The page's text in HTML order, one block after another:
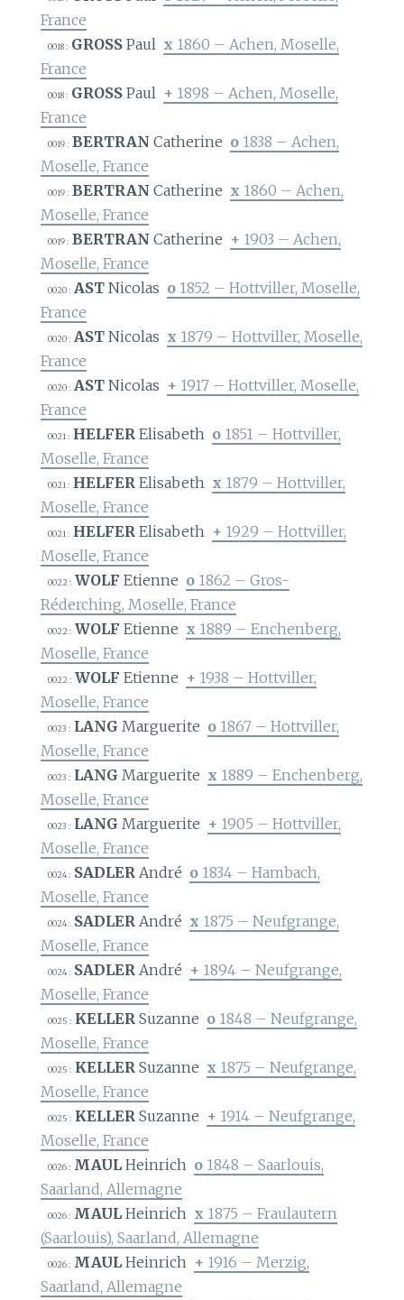
France
0018 : GROSS Paul x 1860 – Achen, Moselle,
France
0018 : GROSS Paul + 1898 – Achen, Moselle,
France
0019 : BERTRAN Catherine o 1838 – Achen,
Moselle, France
0019 : BERTRAN Catherine x 1860 – Achen,
Moselle, France
0019 : BERTRAN Catherine + 1903 – Achen,
Moselle, France
0020 : AST Nicolas o 1852 – Hottviller, Moselle,
France
0020 : AST Nicolas x 1879 – Hottviller, Moselle,
France
0020 : AST Nicolas + 1917 – Hottviller, Moselle,
France
0021 : HELFER Elisabeth o 1851 – Hottviller,
Moselle, France
0021 : HELFER Elisabeth x 1879 – Hottviller,
Moselle, France
0021 : HELFER Elisabeth + 1929 – Hottviller,
Moselle, France
0022 : WOLF Etienne o 1862 – Gros-
Réderching, Moselle, France
0022 : WOLF Etienne x 1889 – Enchenberg,
Moselle, France
0022 : WOLF Etienne + 1938 – Hottviller,
Moselle, France
0023 : LANG Marguerite o 1867 – Hottviller,
Moselle, France
0023 : LANG Marguerite x 1889 – Enchenberg,
Moselle, France
0023 : LANG Marguerite + 1905 – Hottviller,
Moselle, France
0024 : SADLER André o 1834 – Hambach,
Moselle, France
0024 : SADLER André x 1875 – Neufgrange,
Moselle, France
0024 : SADLER André + 1894 – Neufgrange,
Moselle, France
0025 : KELLER Suzanne o 1848 – Neufgrange,
Moselle, France
0025 : KELLER Suzanne x 1875 – Neufgrange,
Moselle, France
0025 : KELLER Suzanne + 1914 – Neufgrange,
Moselle, France
0026 : MAUL Heinrich o 1848 – Saarlouis,
Saarland, Allemagne
0026 : MAUL Heinrich x 1875 – Fraulautern
(Saarlouis), Saarland, Allemagne
0026 : MAUL Heinrich + 1916 – Merzig,
Saarland, Allemagne